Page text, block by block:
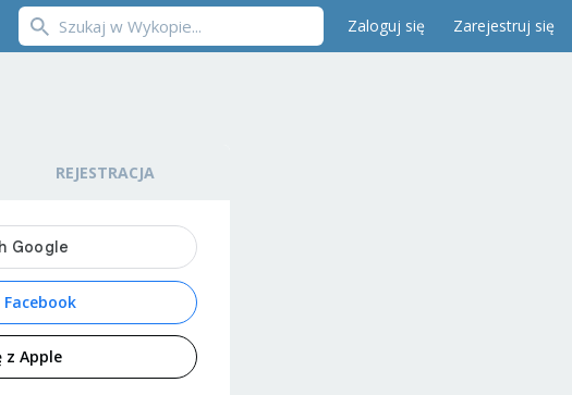
Zaloguj się Zarejestruj się
REJESTRACJA
z Apple